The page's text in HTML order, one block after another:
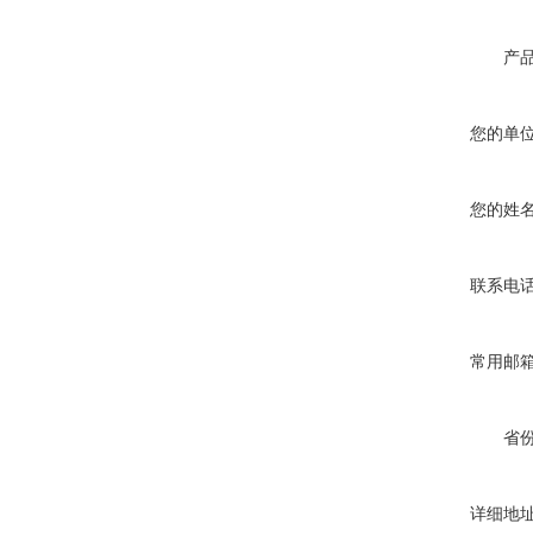
产
您的单
您的姓
联系电
常用邮
省
详细地